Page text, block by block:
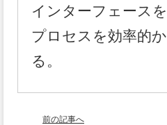
インターフェース
プロセスを効率的
る。
前の記事へ